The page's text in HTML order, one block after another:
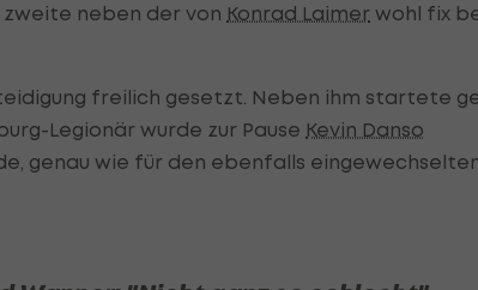
neben der von Konrad Laimer wohl fix
freilich gesetzt. Neben ihm startete
Legionär wurde zur Pause Kevin Danso
genau wie für den ebenfalls